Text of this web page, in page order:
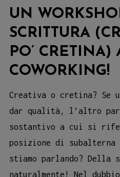
UN
SCRITTURA
PO’ CRETINA)
COWORKING!
Creativa o cretina? Se
dar qualità, l’altro
sostantivo a cui si
posizione di
stiamo parlando? Della
naturalmente! Nel